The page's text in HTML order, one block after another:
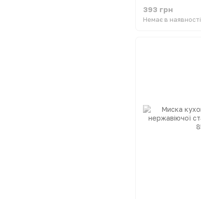
393 грн
Немає в наявності